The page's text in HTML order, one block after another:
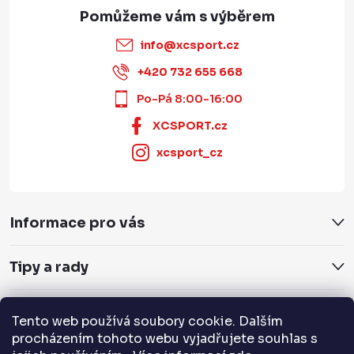
Tento web používá soubory cookie. Dalším
procházením tohoto webu vyjadřujete souhlas s
info@xcsport.cz
+420 732 655 668
Po-Pá 8:00-16:00
XCSPORT.cz
xcsport_cz
Informace pro vás
Tipy a rady
Servis a služby